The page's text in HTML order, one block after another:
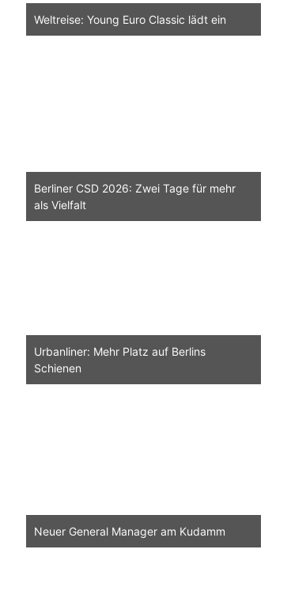
Weltreise: Young Euro Classic lädt ein
Berliner CSD 2026: Zwei Tage für mehr
als Vielfalt
Urbanliner: Mehr Platz auf Berlins
Schienen
Neuer General Manager am Kudamm